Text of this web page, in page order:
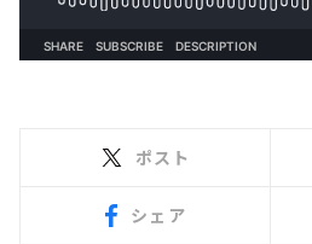
ポスト
シェア